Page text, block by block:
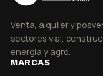
Venta, alquiler y
sectores vial,
energía y agro.
MARCAS